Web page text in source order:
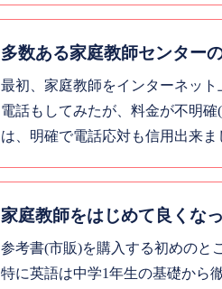
多数ある家庭教師センター
最初、家庭教師をインターネッ
電話もしてみたが、料金が不明
は、明確で電話応対も信用出来ま
家庭教師をはじめて良くな
参考書(市販)を購入する初めのと
特に英語は中学1年生の基礎から